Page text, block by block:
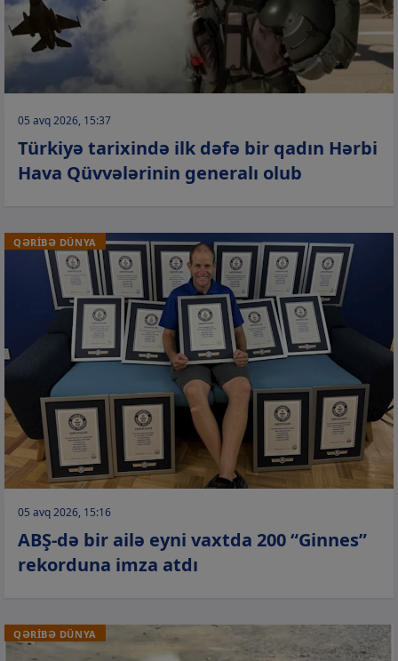
05 avq 2026, 15:37
Türkiyə tarixində ilk dəfə bir qadın Hərbi
Hava Qüvvələrinin generalı olub
QƏRİBƏ DÜNYA
05 avq 2026, 15:16
ABŞ-də bir ailə eyni vaxtda 200 “Ginnes”
rekorduna imza atdı
QƏRİBƏ DÜNYA